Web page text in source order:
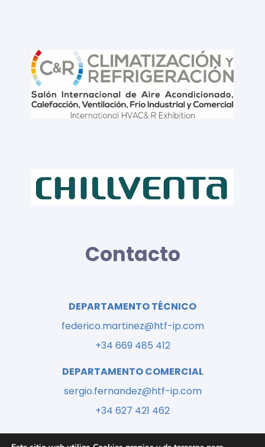
Contacto
DEPARTAMENTO TÉCNICO
federico.martinez@htf-ip.com
+34 669 485 412
DEPARTAMENTO COMERCIAL
sergio.fernandez@htf-ip.com
+34 627 421 462